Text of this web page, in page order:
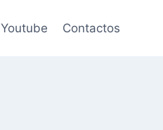
Youtube Contactos